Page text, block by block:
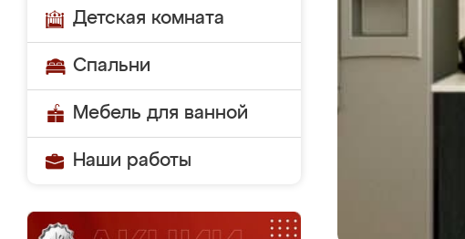
Детская комната
Спальни
Мебель для ванной
Наши работы